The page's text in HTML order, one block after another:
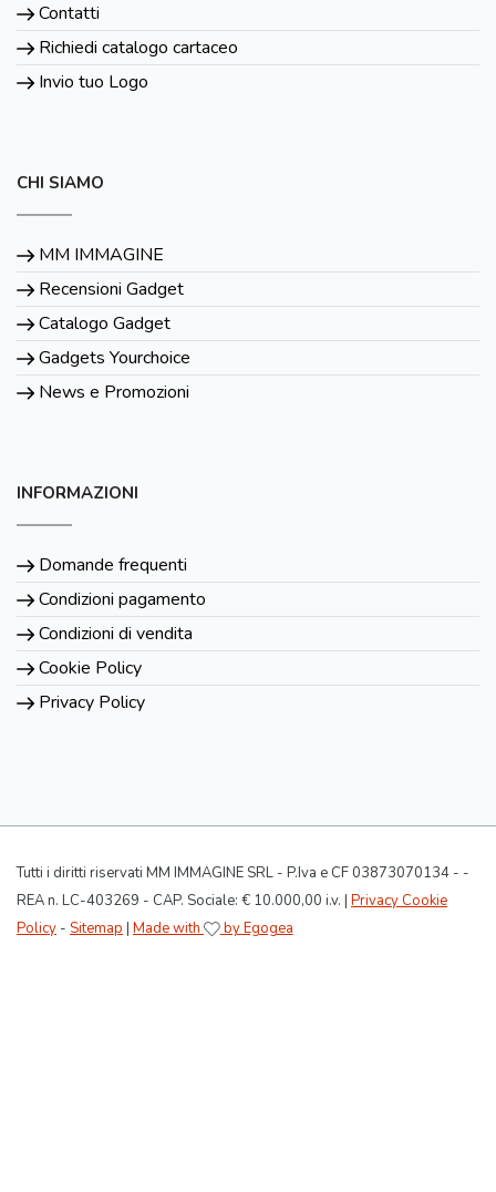
Contatti
Richiedi catalogo cartaceo
Invio tuo Logo
CHI SIAMO
MM IMMAGINE
Recensioni Gadget
Catalogo Gadget
Gadgets Yourchoice
News e Promozioni
INFORMAZIONI
Domande frequenti
Condizioni pagamento
Condizioni di vendita
Cookie Policy
Privacy Policy
Tutti i diritti riservati MM IMMAGINE SRL - P.Iva e CF 03873070134 - -
REA n. LC-403269 - CAP. Sociale: € 10.000,00 i.v. | Privacy Cookie
Policy - Sitemap | Made with by Egogea